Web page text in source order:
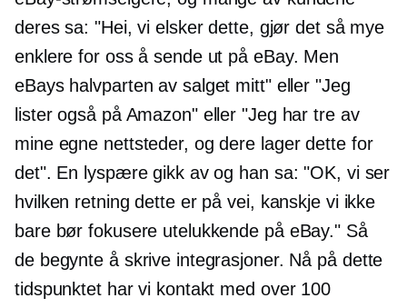
deres sa: "Hei, vi elsker dette, gjør det så mye
enklere for oss å sende ut på eBay. Men
eBays halvparten av salget mitt" eller "Jeg
lister også på Amazon" eller "Jeg har tre av
mine egne nettsteder, og dere lager dette for
det". En lyspære gikk av og han sa: "OK, vi ser
hvilken retning dette er på vei, kanskje vi ikke
bare bør fokusere utelukkende på eBay." Så
de begynte å skrive integrasjoner. Nå på dette
tidspunktet har vi kontakt med over 100